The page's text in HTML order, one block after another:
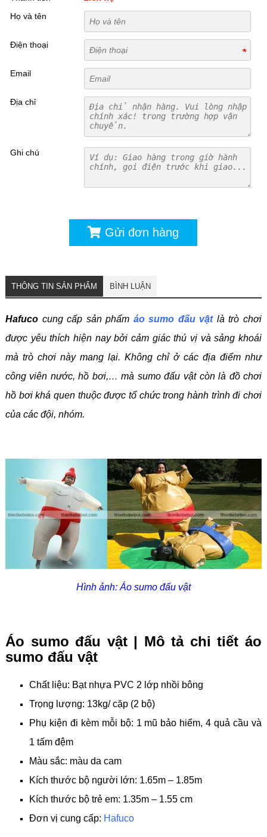
Họ và tên
Điện thoại
Email
Địa chỉ
Ghi chú
Gửi đơn hàng
THÔNG TIN SẢN PHẨM BÌNH LUẬN
Hafucocung cấp sản phẩm áo sumo đấu vậtlà trò chơi
được yêu thích hiện nay bởi cảm giác thú vị và sảng khoái
mà trò chơi này mang lại. Không chỉ ở các địa điểm như
công viên nước, hồ bơi,… mà sumo đấu vật còn là đồ chơi
hồ bơi khá quen thuộc được tổ chức trong hành trình đi chơi
của các đội, nhóm.
Hình ảnh: Áo sumo đấu vật
Áo sumo đấu vật | Mô tả chi tiết áo
sumo đấu vật
Chất liệu: Bạt nhựa PVC 2 lớp nhồi bông
Trọng lượng: 13kg/ cặp (2 bộ)
Phụ kiện đi kèm mỗi bộ: 1 mũ bảo hiểm, 4 quả cầu và
1 tấm đệm
Màu sắc: màu da cam
Kích thước bộ người lớn: 1.65m – 1.85m
Kích thước bộ trẻ em: 1.35m – 1.55 cm
Đơn vị cung cấp: Hafuco